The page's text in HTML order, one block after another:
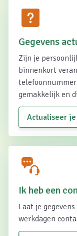
Gegevens
Zijn je
binnenkort
gemakkelijk en
Actualiseer
Ik heb een
Laat je
werkdagen